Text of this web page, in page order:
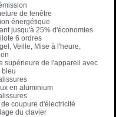
de fenêtre
énergétique
jusqu'à 25% d'économies
6 ordres
Veille, Mise à l'heure,
supérieure de l'appareil avec
bleu
en aluminium
coupure d'électricité
du clavier